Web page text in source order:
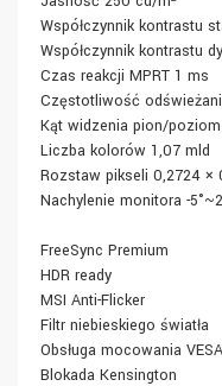
Współczynnik kontrastu
Współczynnik kontrastu
Czas reakcji MPRT 1 ms
Częstotliwość
Kąt widzenia pion/poziom
Liczba kolorów 1,07 mld
Rozstaw pikseli 0,2724 ×
Nachylenie monitora -
FreeSync Premium
HDR ready
MSI Anti-Flicker
Filtr niebieskiego światła
Obsługa mocowania
Blokada Kensington